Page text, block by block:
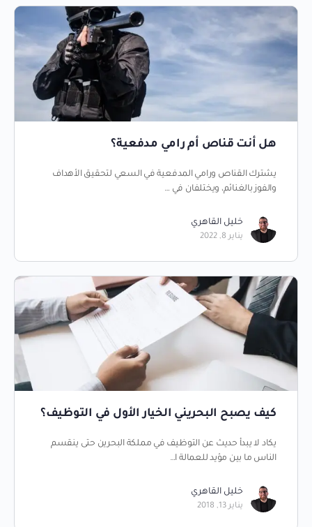
هل أنت قناص أم رامي مدفعية؟
يشترك القناص ورامي المدفعية في السعي لتحقيق الأهداف
والفوز بالغنائم، ويختلفان في …
خليل القاهري
يناير 8, 2022
كيف يصبح البحريني الخيار الأول في التوظيف؟
يكاد لا يبدأ حديث عن التوظيف في مملكة البحرين حتى ينقسم
الناس ما بين مؤيد للعمالة ا…
خليل القاهري
يناير 13, 2018